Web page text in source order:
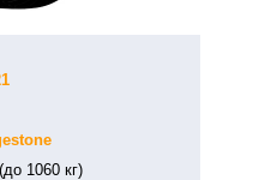
(до 1060 кг)